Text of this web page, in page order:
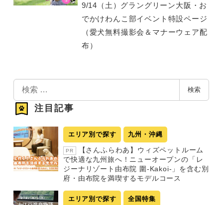
9/14（土）グラングリーン大阪・お
でかけわんこ部イベント特設ページ
（愛犬無料撮影会＆マナーウェア配
布）
検
索
検索
注目記事
エリア別で探す 九州・沖縄
PR
【さんふらわあ】ウィズペットルーム
で快適な九州旅へ！ニューオープンの「レ
ジーナリゾート由布院 圍-Kakoi-」を含む別
府・由布院を満喫するモデルコース
エリア別で探す 全国特集